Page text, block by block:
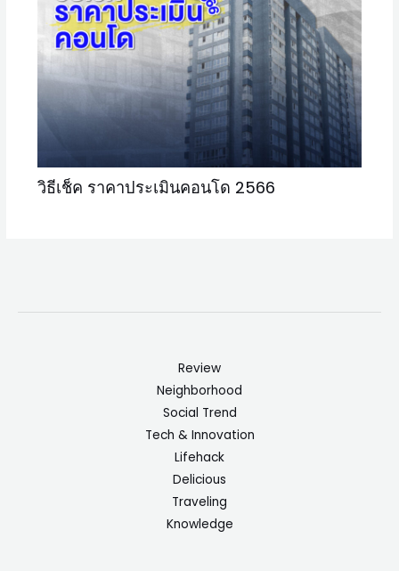
วิธีเช็ค ราคาประเมินคอนโด 2566
Review
Neighborhood
Social Trend
Tech & Innovation
Lifehack
Delicious
Traveling
Knowledge